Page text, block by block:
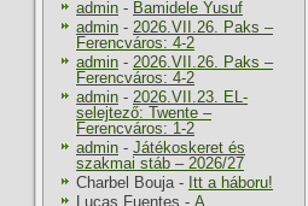
admin - Bamidele Yusuf
admin - 2026.VII.26. Paks –
Ferencváros: 4-2
admin - 2026.VII.26. Paks –
Ferencváros: 4-2
admin - 2026.VII.23. EL-
selejtező: Twente –
Ferencváros: 1-2
admin - Játékoskeret és
szakmai stáb – 2026/27
Charbel Bouja- Itt a háboru!
Lucas Fuentes - A